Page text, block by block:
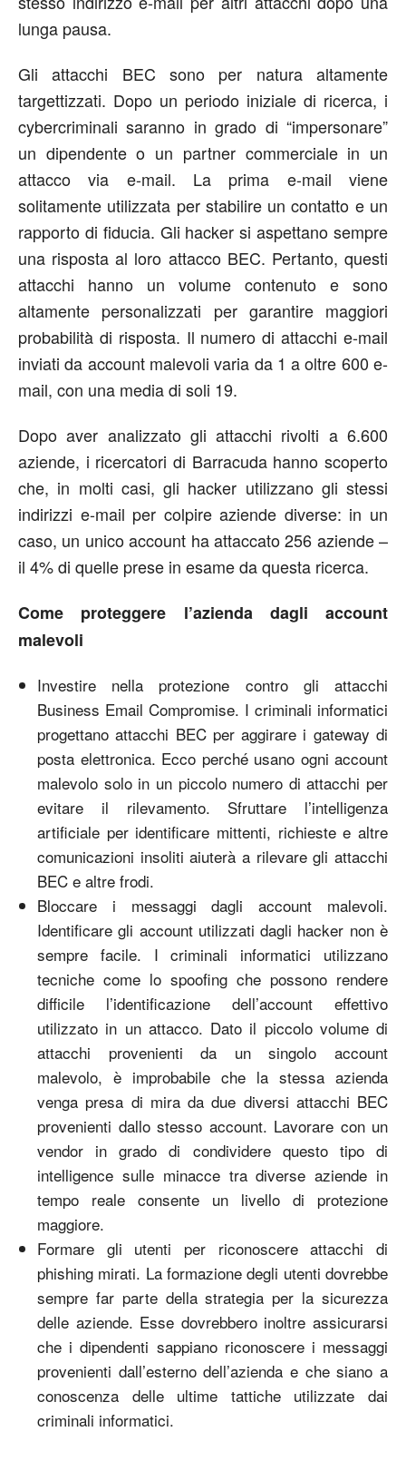
lunga pausa.
Gli attacchi BEC sono per natura altamente
targettizzati. Dopo un periodo iniziale di ricerca, i
cybercriminali saranno in grado di “impersonare”
un dipendente o un partner commerciale in un
attacco via e-mail. La prima e-mail viene
solitamente utilizzata per stabilire un contatto e un
rapporto di fiducia. Gli hacker si aspettano sempre
una risposta al loro attacco BEC. Pertanto, questi
attacchi hanno un volume contenuto e sono
altamente personalizzati per garantire maggiori
probabilità di risposta. Il numero di attacchi e-mail
inviati da account malevoli varia da 1 a oltre 600 e-
mail, con una media di soli 19.
Dopo aver analizzato gli attacchi rivolti a 6.600
aziende, i ricercatori di Barracuda hanno scoperto
che, in molti casi, gli hacker utilizzano gli stessi
indirizzi e-mail per colpire aziende diverse: in un
caso, un unico account ha attaccato 256 aziende –
il 4% di quelle prese in esame da questa ricerca.
Come proteggere l’azienda dagli account
malevoli
Investire nella protezione contro gli attacchi
Business Email Compromise. I criminali informatici
progettano attacchi BEC per aggirare i gateway di
posta elettronica. Ecco perché usano ogni account
malevolo solo in un piccolo numero di attacchi per
evitare il rilevamento. Sfruttare l’intelligenza
artificiale per identificare mittenti, richieste e altre
comunicazioni insoliti aiuterà a rilevare gli attacchi
BEC e altre frodi.
Bloccare i messaggi dagli account malevoli.
Identificare gli account utilizzati dagli hacker non è
sempre facile. I criminali informatici utilizzano
tecniche come lo spoofing che possono rendere
difficile l’identificazione dell’account effettivo
utilizzato in un attacco. Dato il piccolo volume di
attacchi provenienti da un singolo account
malevolo, è improbabile che la stessa azienda
venga presa di mira da due diversi attacchi BEC
provenienti dallo stesso account. Lavorare con un
vendor in grado di condividere questo tipo di
intelligence sulle minacce tra diverse aziende in
tempo reale consente un livello di protezione
maggiore.
Formare gli utenti per riconoscere attacchi di
phishing mirati. La formazione degli utenti dovrebbe
sempre far parte della strategia per la sicurezza
delle aziende. Esse dovrebbero inoltre assicurarsi
che i dipendenti sappiano riconoscere i messaggi
provenienti dall’esterno dell’azienda e che siano a
conoscenza delle ultime tattiche utilizzate dai
criminali informatici.